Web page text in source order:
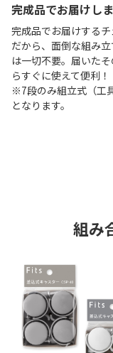
完成品でお届けし
完成品でお届けするチ
だから、面倒な組み
は一切不要。届いた
らすぐに使えて便利！
※7段のみ組立式（工
となります。
組み